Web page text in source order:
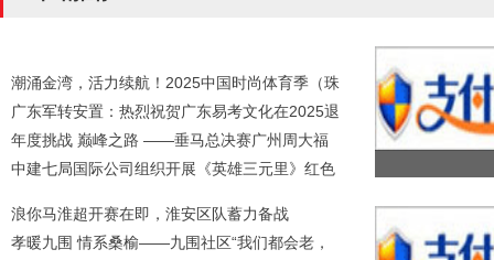
潮涌金湾，活力续航！2025中国时尚体育季（珠
广东军转安置：热烈祝贺广东易考文化在2025退
年度挑战 巅峰之路 ——垂马总决赛广州周大福
中建七局国际公司组织开展《英雄三元里》红色
浪你马淮超开赛在即，淮安区队蓄力备战
孝暖九围 情系桑榆——九围社区“我们都会老，